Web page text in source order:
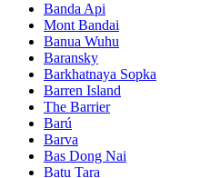
Banda Api
Mont Bandai
Banua Wuhu
Baransky
Barkhatnaya Sopka
Barren Island
The Barrier
Barú
Barva
Bas Dong Nai
Batu Tara